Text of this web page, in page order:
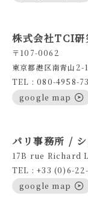
株式会社TCI研
〒107-0062
東京都港区南青山2-
TEL : 080-4958-
google map
パリ事務所 / シ
17B rue Richard
TEL : +33 (0)6-
google map